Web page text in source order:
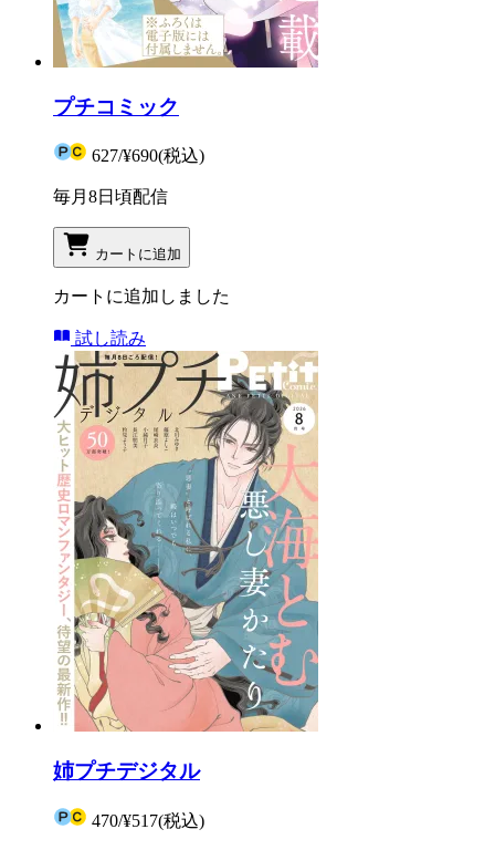
プチコミック
627/¥690(税込)
毎月8日頃配信
カートに追加
カートに追加しました
試し読み
姉プチデジタル
470/¥517(税込)